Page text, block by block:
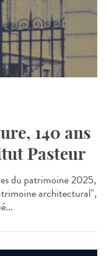
140 ans
Pasteur
du patrimoine 2025,
architectural",